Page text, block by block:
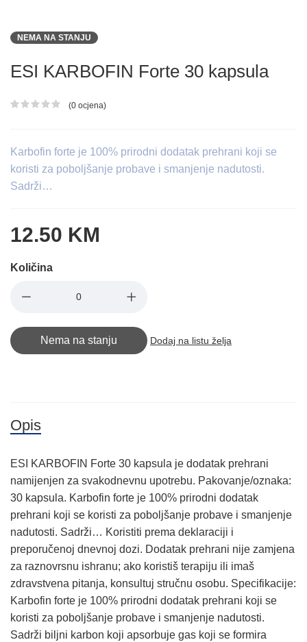
NEMA NA STANJU
ESI KARBOFIN Forte 30 kapsula
Ocjena proizvoda
(0 ocjena)
Karbofin forte je 100% prirodni dodatak prehrani koji se
koristi za poboljšanje probave i smanjenje nadutosti.
Sadrži…
12.50 KM
Količina
Nema na stanju Dodaj na listu želja
Opis
ESI KARBOFIN Forte 30 kapsula je dodatak prehrani
namijenjen za svakodnevnu upotrebu. Pakovanje/oznaka:
30 kapsula. Karbofin forte je 100% prirodni dodatak
prehrani koji se koristi za poboljšanje probave i smanjenje
nadutosti. Sadrži… Koristiti prema deklaraciji i
preporučenoj dnevnoj dozi. Dodatak prehrani nije zamjena
za raznovrsnu ishranu; ako koristiš terapiju ili imaš
zdravstvena pitanja, konsultuj stručnu osobu. Specifikacije:
Karbofin forte je 100% prirodni dodatak prehrani koji se
koristi za poboljšanje probave i smanjenje nadutosti.
Sadrži biljni karbon koji apsorbuje gas koji se formira